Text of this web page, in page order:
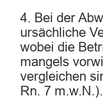
4. Bei der
ursächliche
wobei die
mangels
vergleichen
Rn. 7 m.w.N.).